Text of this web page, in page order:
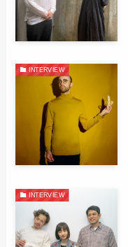
INTERVIEW
INTERVIEW